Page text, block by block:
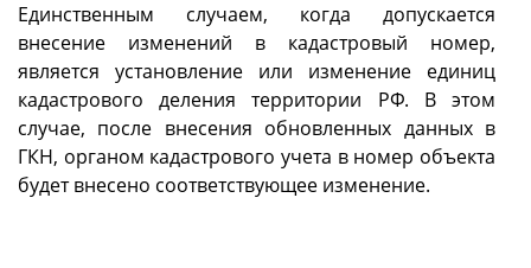
Единственным случаем, когда допускается
внесение изменений в кадастровый номер,
является установление или изменение единиц
кадастрового деления территории РФ. В этом
случае, после внесения обновленных данных в
ГКН, органом кадастрового учета в номер объекта
будет внесено соответствующее изменение.